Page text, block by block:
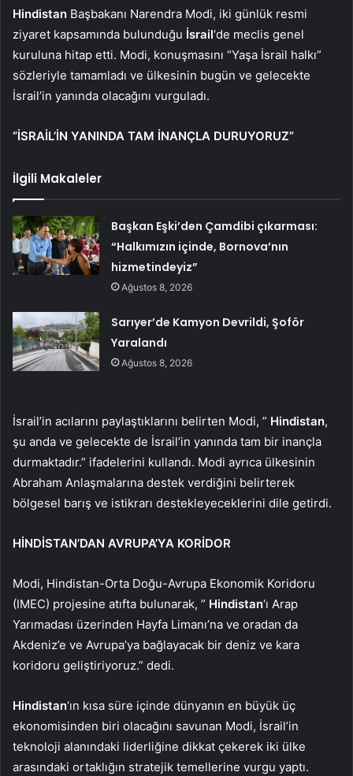
Hindistan Başbakanı Narendra Modi, iki günlük resmi
ziyaret kapsamında bulunduğu İsrail‘de meclis genel
kuruluna hitap etti. Modi, konuşmasını “Yaşa İsrail halkı”
sözleriyle tamamladı ve ülkesinin bugün ve gelecekte
İsrail’in yanında olacağını vurguladı.
“İSRAİL’İN YANINDA TAM İNANÇLA DURUYORUZ”
İlgili Makaleler
Başkan Eşki’den Çamdibi çıkarması:
“Halkımızın içinde, Bornova’nın
hizmetindeyiz”
Ağustos 8, 2026
Sarıyer’de Kamyon Devrildi, Şoför
Yaralandı
Ağustos 8, 2026
İsrail’in acılarını paylaştıklarını belirten Modi, ” Hindistan,
şu anda ve gelecekte de İsrail’in yanında tam bir inançla
durmaktadır.” ifadelerini kullandı. Modi ayrıca ülkesinin
Abraham Anlaşmalarına destek verdiğini belirterek
bölgesel barış ve istikrarı destekleyeceklerini dile getirdi.
HİNDİSTAN’DAN AVRUPA’YA KORİDOR
Modi, Hindistan-Orta Doğu-Avrupa Ekonomik Koridoru
(IMEC) projesine atıfta bulunarak, ” Hindistan‘ı Arap
Yarımadası üzerinden Hayfa Limanı’na ve oradan da
Akdeniz’e ve Avrupa’ya bağlayacak bir deniz ve kara
koridoru geliştiriyoruz.” dedi.
Hindistan‘ın kısa süre içinde dünyanın en büyük üç
ekonomisinden biri olacağını savunan Modi, İsrail’in
teknoloji alanındaki liderliğine dikkat çekerek iki ülke
arasındaki ortaklığın stratejik temellerine vurgu yaptı.